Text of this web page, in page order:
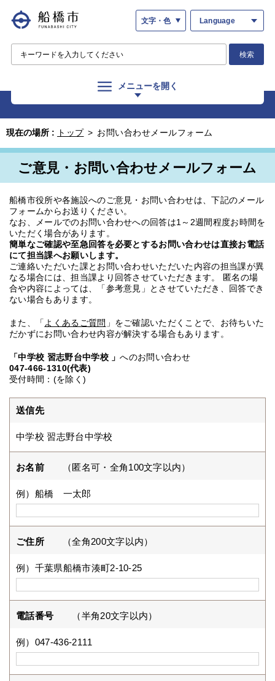
文字・色 Language
検索
メニューを開く
現在の場所 : トップ > お問い合わせメールフォーム
ご意見・お問い合わせメールフォーム
船橋市役所や各施設へのご意見・お問い合わせは、下記のメール
フォームからお送りください。
なお、メールでのお問い合わせへの回答は1～2週間程度お時間を
いただく場合があります。
簡単なご確認や至急回答を必要とするお問い合わせは直接お電話
にて担当課へお願いします。
ご連絡いただいた課とお問い合わせいただいた内容の担当課が異
なる場合には、担当課より回答させていただきます。 匿名の場
合や内容によっては、「参考意見」とさせていただき、回答でき
ない場合もあります。
また、「 よくあるご質問 」をご確認いただくことで、お待ちいた
だかずにお問い合わせ内容が解決する場合もあります。
「中学校 習志野台中学校 」へのお問い合わせ
047-466-1310(代表)
受付時間：(を除く)
送信先
中学校 習志野台中学校
お名前 （匿名可・全角100文字以内）
例）船橋 一太郎
ご住所 （全角200文字以内）
例）千葉県船橋市湊町2-10-25
電話番号 （半角20文字以内）
例）047-436-2111